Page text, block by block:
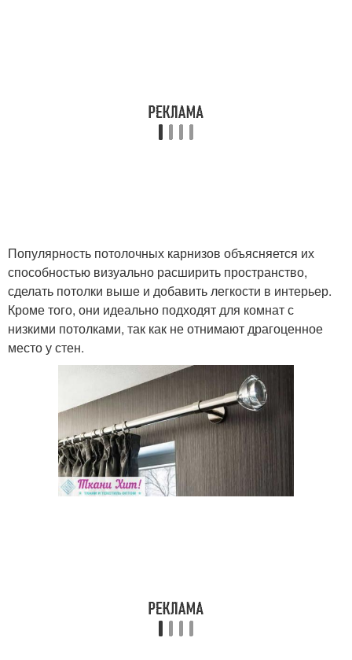
Популярность потолочных карнизов объясняется их
способностью визуально расширить пространство,
сделать потолки выше и добавить легкости в интерьер.
Кроме того, они идеально подходят для комнат с
низкими потолками, так как не отнимают драгоценное
место у стен.